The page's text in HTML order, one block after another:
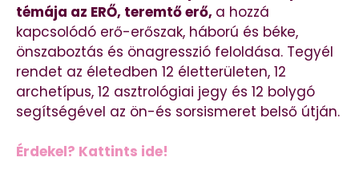
témája az ERŐ, teremtő erő, a hozzá
kapcsolódó erő-erőszak, háború és béke,
önszaboztás és önagresszió feloldása. Tegyél
rendet az életedben 12 életterületen, 12
archetípus, 12 asztrológiai jegy és 12 bolygó
segítségével az ön-és sorsismeret belső útján.
Érdekel? Kattints ide!